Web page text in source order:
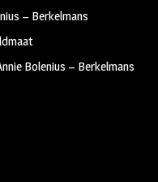
– Berkelmans
Bolenius – Berkelmans